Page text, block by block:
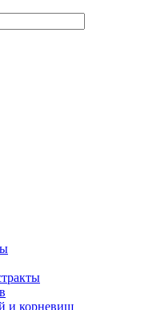
и корневищ